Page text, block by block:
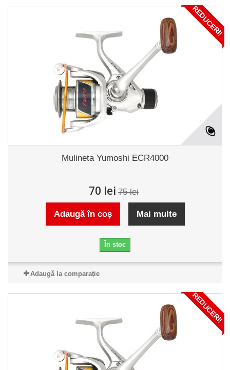
REDUCERI!
Mulineta Yumoshi ECR4000
70 lei 75 lei
Adaugă în coș Mai multe
În stoc
Adaugă la comparație
REDUCERI!